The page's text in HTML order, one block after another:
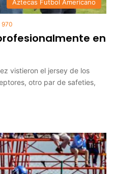
Aztecas Futbol Americano
970
en
vistieron el jersey de los
otro par de safeties,